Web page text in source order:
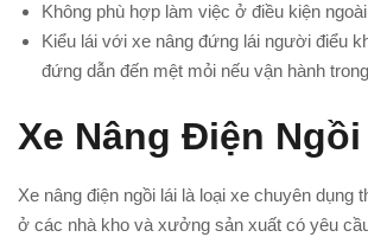
Không phù hợp làm việc ở điều kiện
Kiểu lái với xe nâng đứng lái người điểu
đứng dẫn đến mệt mỏi nếu vận hành
Xe Nâng Điện
Xe nâng điện ngồi lái là loại xe chuyên dụng
ở các nhà kho và xưởng sản xuất có yêu